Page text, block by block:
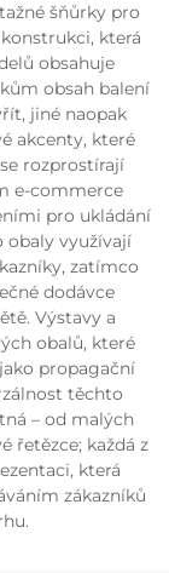
šňůrky pro
která
obsahuje
obsah balení
jiné naopak
akcenty, které
rozprostírají
e-commerce
pro ukládání
obaly využívají
zatímco
dodávce
Výstavy a
obalů, které
propagační
těchto
– od malých
řetězce; každá z
která
zákazníků